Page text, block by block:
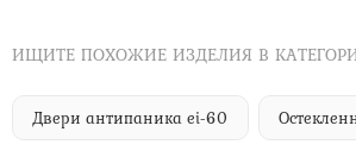
ИЩИТЕ ПОХОЖИЕ ИЗДЕЛИЯ В
Двери антипаника ei-60